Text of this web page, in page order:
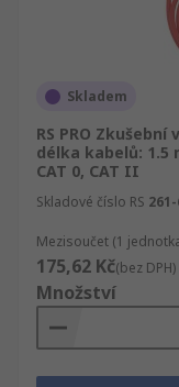
Skladem
RS PRO
délka kabelů: 1.5
CAT 0, CAT II
Skladové číslo RS
Mezisoučet (1
175,62 Kč(bez DPH)
Množství